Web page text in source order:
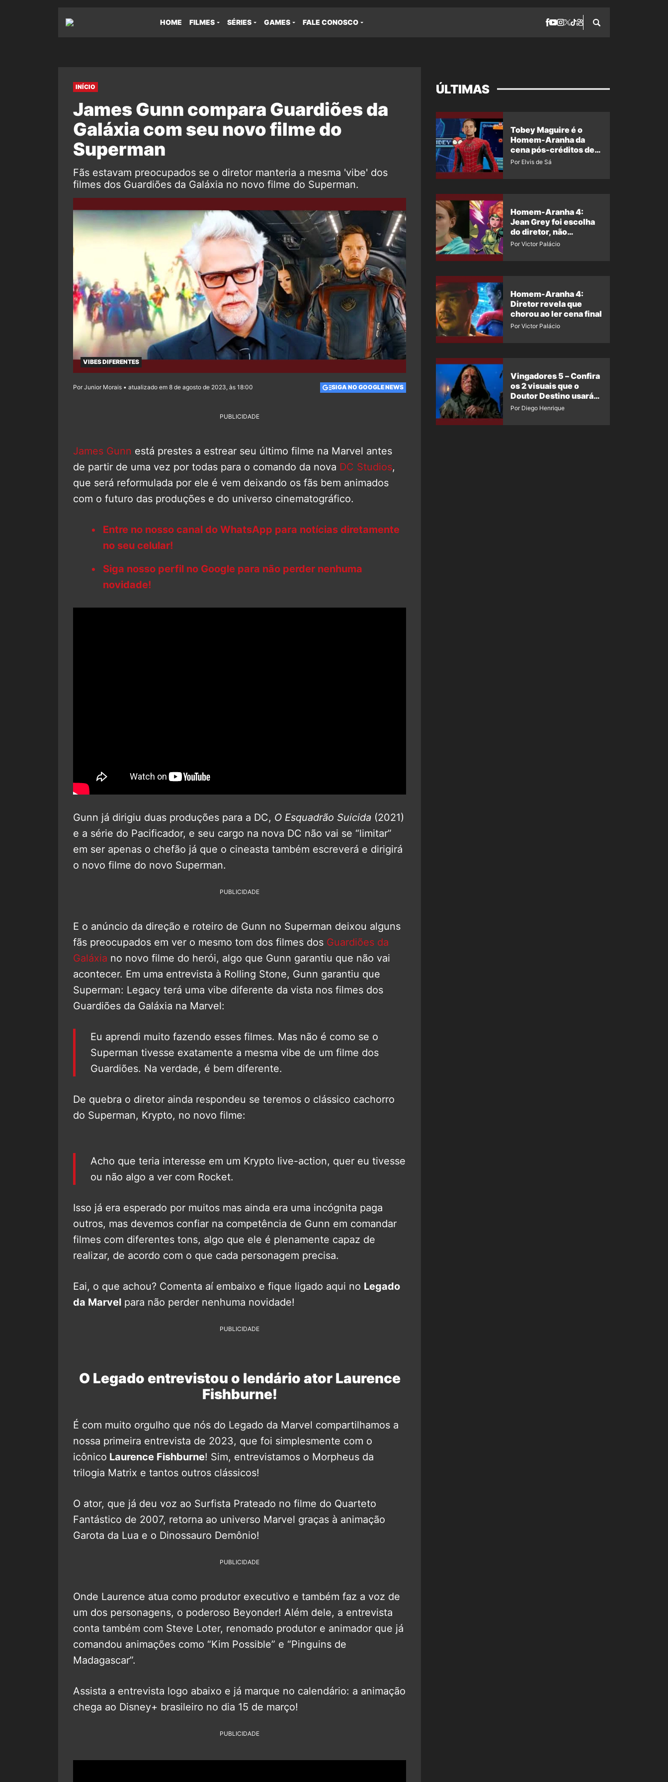
HOME FILMES SÉRIES GAMES FALE CONOSCO
INÍCIO
James Gunn compara Guardiões da
Galáxia com seu novo filme do
Superman
Fãs estavam preocupados se o diretor manteria a mesma 'vibe' dos
filmes dos Guardiões da Galáxia no novo filme do Superman.
VIBES DIFERENTES
Por Junior Morais • atualizado em 8 de agosto de 2023, às 18:00 SIGA NO GOOGLE NEWS
PUBLICIDADE
James Gunn está prestes a estrear seu último filme na Marvel antes
de partir de uma vez por todas para o comando da nova DC Studios,
que será reformulada por ele é vem deixando os fãs bem animados
com o futuro das produções e do universo cinematográfico.
Entre no nosso canal do WhatsApp para notícias diretamente
no seu celular!
Siga nosso perfil no Google para não perder nenhuma
novidade!
Gunn já dirigiu duas produções para a DC, O Esquadrão Suicida (2021)
e a série do Pacificador, e seu cargo na nova DC não vai se “limitar”
em ser apenas o chefão já que o cineasta também escreverá e dirigirá
o novo filme do novo Superman.
PUBLICIDADE
E o anúncio da direção e roteiro de Gunn no Superman deixou alguns
fãs preocupados em ver o mesmo tom dos filmes dos Guardiões da
Galáxia no novo filme do herói, algo que Gunn garantiu que não vai
acontecer. Em uma entrevista à Rolling Stone, Gunn garantiu que
Superman: Legacy terá uma vibe diferente da vista nos filmes dos
Guardiões da Galáxia na Marvel:
Eu aprendi muito fazendo esses filmes. Mas não é como se o
Superman tivesse exatamente a mesma vibe de um filme dos
Guardiões. Na verdade, é bem diferente.
De quebra o diretor ainda respondeu se teremos o clássico cachorro
do Superman, Krypto, no novo filme:
Acho que teria interesse em um Krypto live-action, quer eu tivesse
ou não algo a ver com Rocket.
Isso já era esperado por muitos mas ainda era uma incógnita paga
outros, mas devemos confiar na competência de Gunn em comandar
filmes com diferentes tons, algo que ele é plenamente capaz de
realizar, de acordo com o que cada personagem precisa.
Eai, o que achou? Comenta aí embaixo e fique ligado aqui no Legado
da Marvel para não perder nenhuma novidade!
PUBLICIDADE
O Legado entrevistou o lendário ator Laurence
Fishburne!
É com muito orgulho que nós do Legado da Marvel compartilhamos a
nossa primeira entrevista de 2023, que foi simplesmente com o
icônico Laurence Fishburne! Sim, entrevistamos o Morpheus da
trilogia Matrix e tantos outros clássicos!
O ator, que já deu voz ao Surfista Prateado no filme do Quarteto
Fantástico de 2007, retorna ao universo Marvel graças à animação
Garota da Lua e o Dinossauro Demônio!
PUBLICIDADE
Onde Laurence atua como produtor executivo e também faz a voz de
um dos personagens, o poderoso Beyonder! Além dele, a entrevista
conta também com Steve Loter, renomado produtor e animador que já
comandou animações como “Kim Possible” e “Pinguins de
Madagascar”.
Assista a entrevista logo abaixo e já marque no calendário: a animação
chega ao Disney+ brasileiro no dia 15 de março!
PUBLICIDADE
ÚLTIMAS
Tobey Maguire é o
Homem-Aranha da
cena pós-créditos de
Um Novo Dia?
Por Elvis de Sá
Homem-Aranha 4:
Jean Grey foi escolha
do diretor, não
imposição da Marvel
Por Victor Palácio
Homem-Aranha 4:
Diretor revela que
chorou ao ler cena final
Por Victor Palácio
Vingadores 5 – Confira
os 2 visuais que o
Doutor Destino usará
no filme
Por Diego Henrique